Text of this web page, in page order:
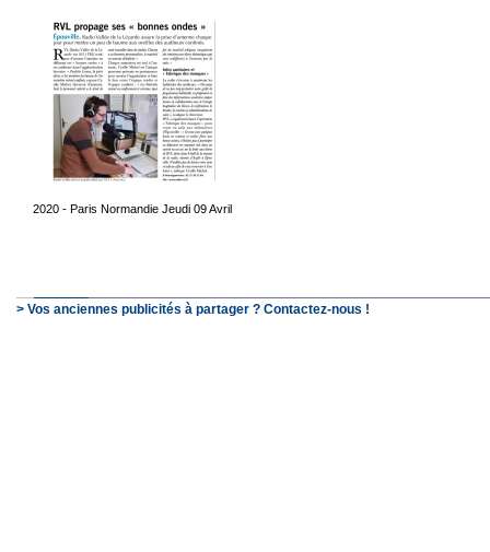
2020 - Paris Normandie Jeudi 09 Avril
> Vos anciennes publicités à partager ? Contactez-nous !